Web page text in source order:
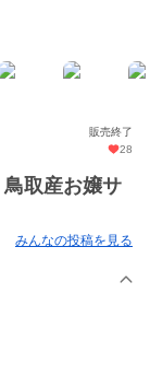
販売終了
28
鳥取産お嬢サ
みんなの投稿を見る